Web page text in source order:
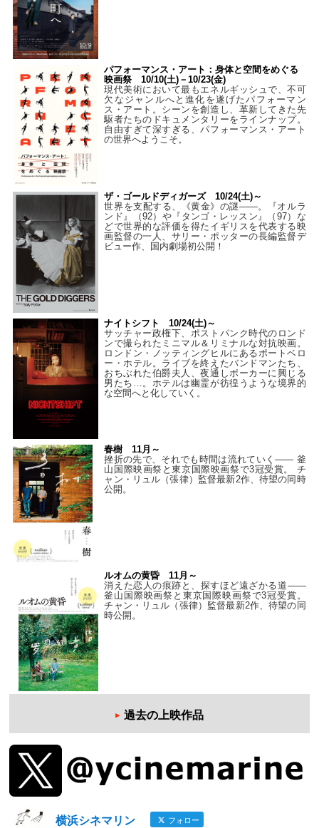
パフォーマンス・アート：身体と空間をめぐる
映画祭 10/10(土)－10/23(金)
現代美術において最もエネルギッシュで、不可
欠なジャンルへと進化を遂げたパフォーマン
ス・アート。シーンを創造し、革新してきた先
駆者たちのドキュメンタリーをラインナップ。
自由すぎて深すぎる、パフォーマンス・アート
の世界へようこそ。
ザ・ゴールドディガーズ 10/24(土)～
世界を支配する、《黄金》の謎――。『オルラ
ンド』（92）や『タンゴ・レッスン』（97）な
どで世界的な評価を得たイギリスを代表する映
画監督の一人、サリー・ポッターの長編監督デ
ビュー作、国内劇場初公開！
ナイトシフト 10/24(土)～
サッチャー政権下、ポストパンク時代のロンド
ンで撮られたミニマル＆リミナルな対抗映画。
ロンドン・ノッティングヒルにあるポートベロ
ー・ホテル。ライブを終えたバンドマンたち、
おちぶれた伯爵夫人、夜通しポーカーに興じる
男たち…。ホテルは幽霊が彷徨うような境界的
な空間へと化していく。
春樹 11月～
挫折の先で、それでも時間は流れていく—— 釜
山国際映画祭と東京国際映画祭で3冠受賞。 チ
ャン・リュル（張律）監督最新2作、待望の同時
公開。
ルオムの黄昏 11月～
消えた恋人の痕跡と、探すほど遠ざかる道——
釜山国際映画祭と東京国際映画祭で3冠受賞。
チャン・リュル（張律）監督最新2作、待望の同
時公開。
過去の上映作品
横浜シネマリン フォロー